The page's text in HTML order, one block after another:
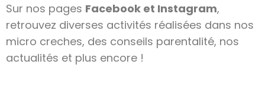
Sur nos pages Facebook et Instagram,
retrouvez diverses activités réalisées dans nos
micro creches, des conseils parentalité, nos
actualités et plus encore !